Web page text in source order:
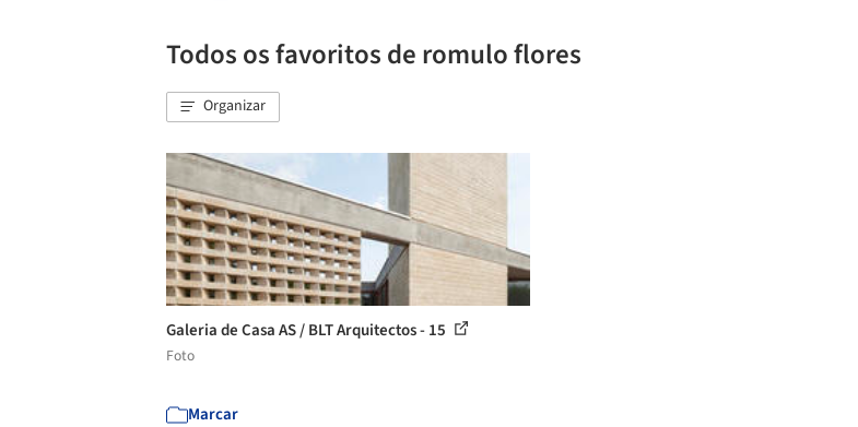
Todos os favoritos de romulo flores
Organizar
Galeria de Casa AS / BLT Arquitectos - 15
Foto
Marcar